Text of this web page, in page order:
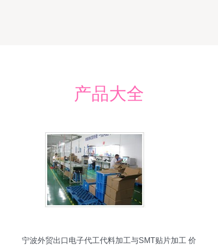
产品大全
宁波外贸出口电子代工代料加工与SMT贴片加工 价